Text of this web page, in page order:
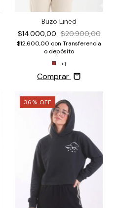
Buzo Lined
$14.000,00 $20.900,00
$12.600,00 con Transferencia
o depósito
+1
Comprar
36% OFF